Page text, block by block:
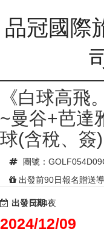
品冠國際
《白球高飛
~曼谷+芭達
球(含稅、簽)
團號：
出發前90日報名贈送
出發日期：
2024/12/09
5天4夜